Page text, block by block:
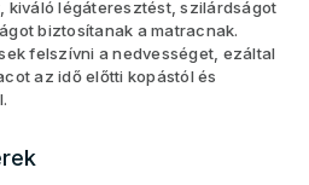
kiváló légáteresztést, szilárdságot
biztosítanak a matracnak.
felszívni a nedvességet, ezáltal
az idő előtti kopástól és